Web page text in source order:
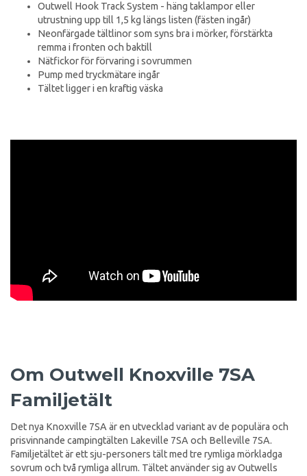
Outwell Hook Track System - häng taklampor eller
utrustning upp till 1,5 kg längs listen (fästen ingår)
Neonfärgade tältlinor som syns bra i mörker, förstärkta
remma i fronten och baktill
Nätfickor för förvaring i sovrummen
Pump med tryckmätare ingår
Tältet ligger i en kraftig väska
Om Outwell Knoxville 7SA
Familjetält
Det nya Knoxville 7SA är en utvecklad variant av de populära och
prisvinnande campingtälten Lakeville 7SA och Belleville 7SA.
Familjetältet är ett sju-personers tält med tre rymliga mörkladga
sovrum och två rymliga allrum. Tältet använder sig av Outwells